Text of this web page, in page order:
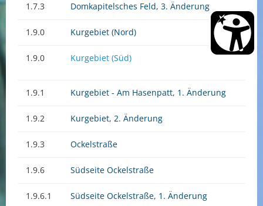
1.7.3 Domkapitelsches Feld, 3. Änderung
1.9.0 Kurgebiet (Nord)
1.9.0 Kurgebiet (Süd)
1.9.1 Kurgebiet - Am Hasenpatt, 1. Änderung
1.9.2 Kurgebiet, 2. Änderung
1.9.3 Ockelstraße
1.9.6 Südseite Ockelstraße
1.9.6.1 Südseite Ockelstraße, 1. Änderung